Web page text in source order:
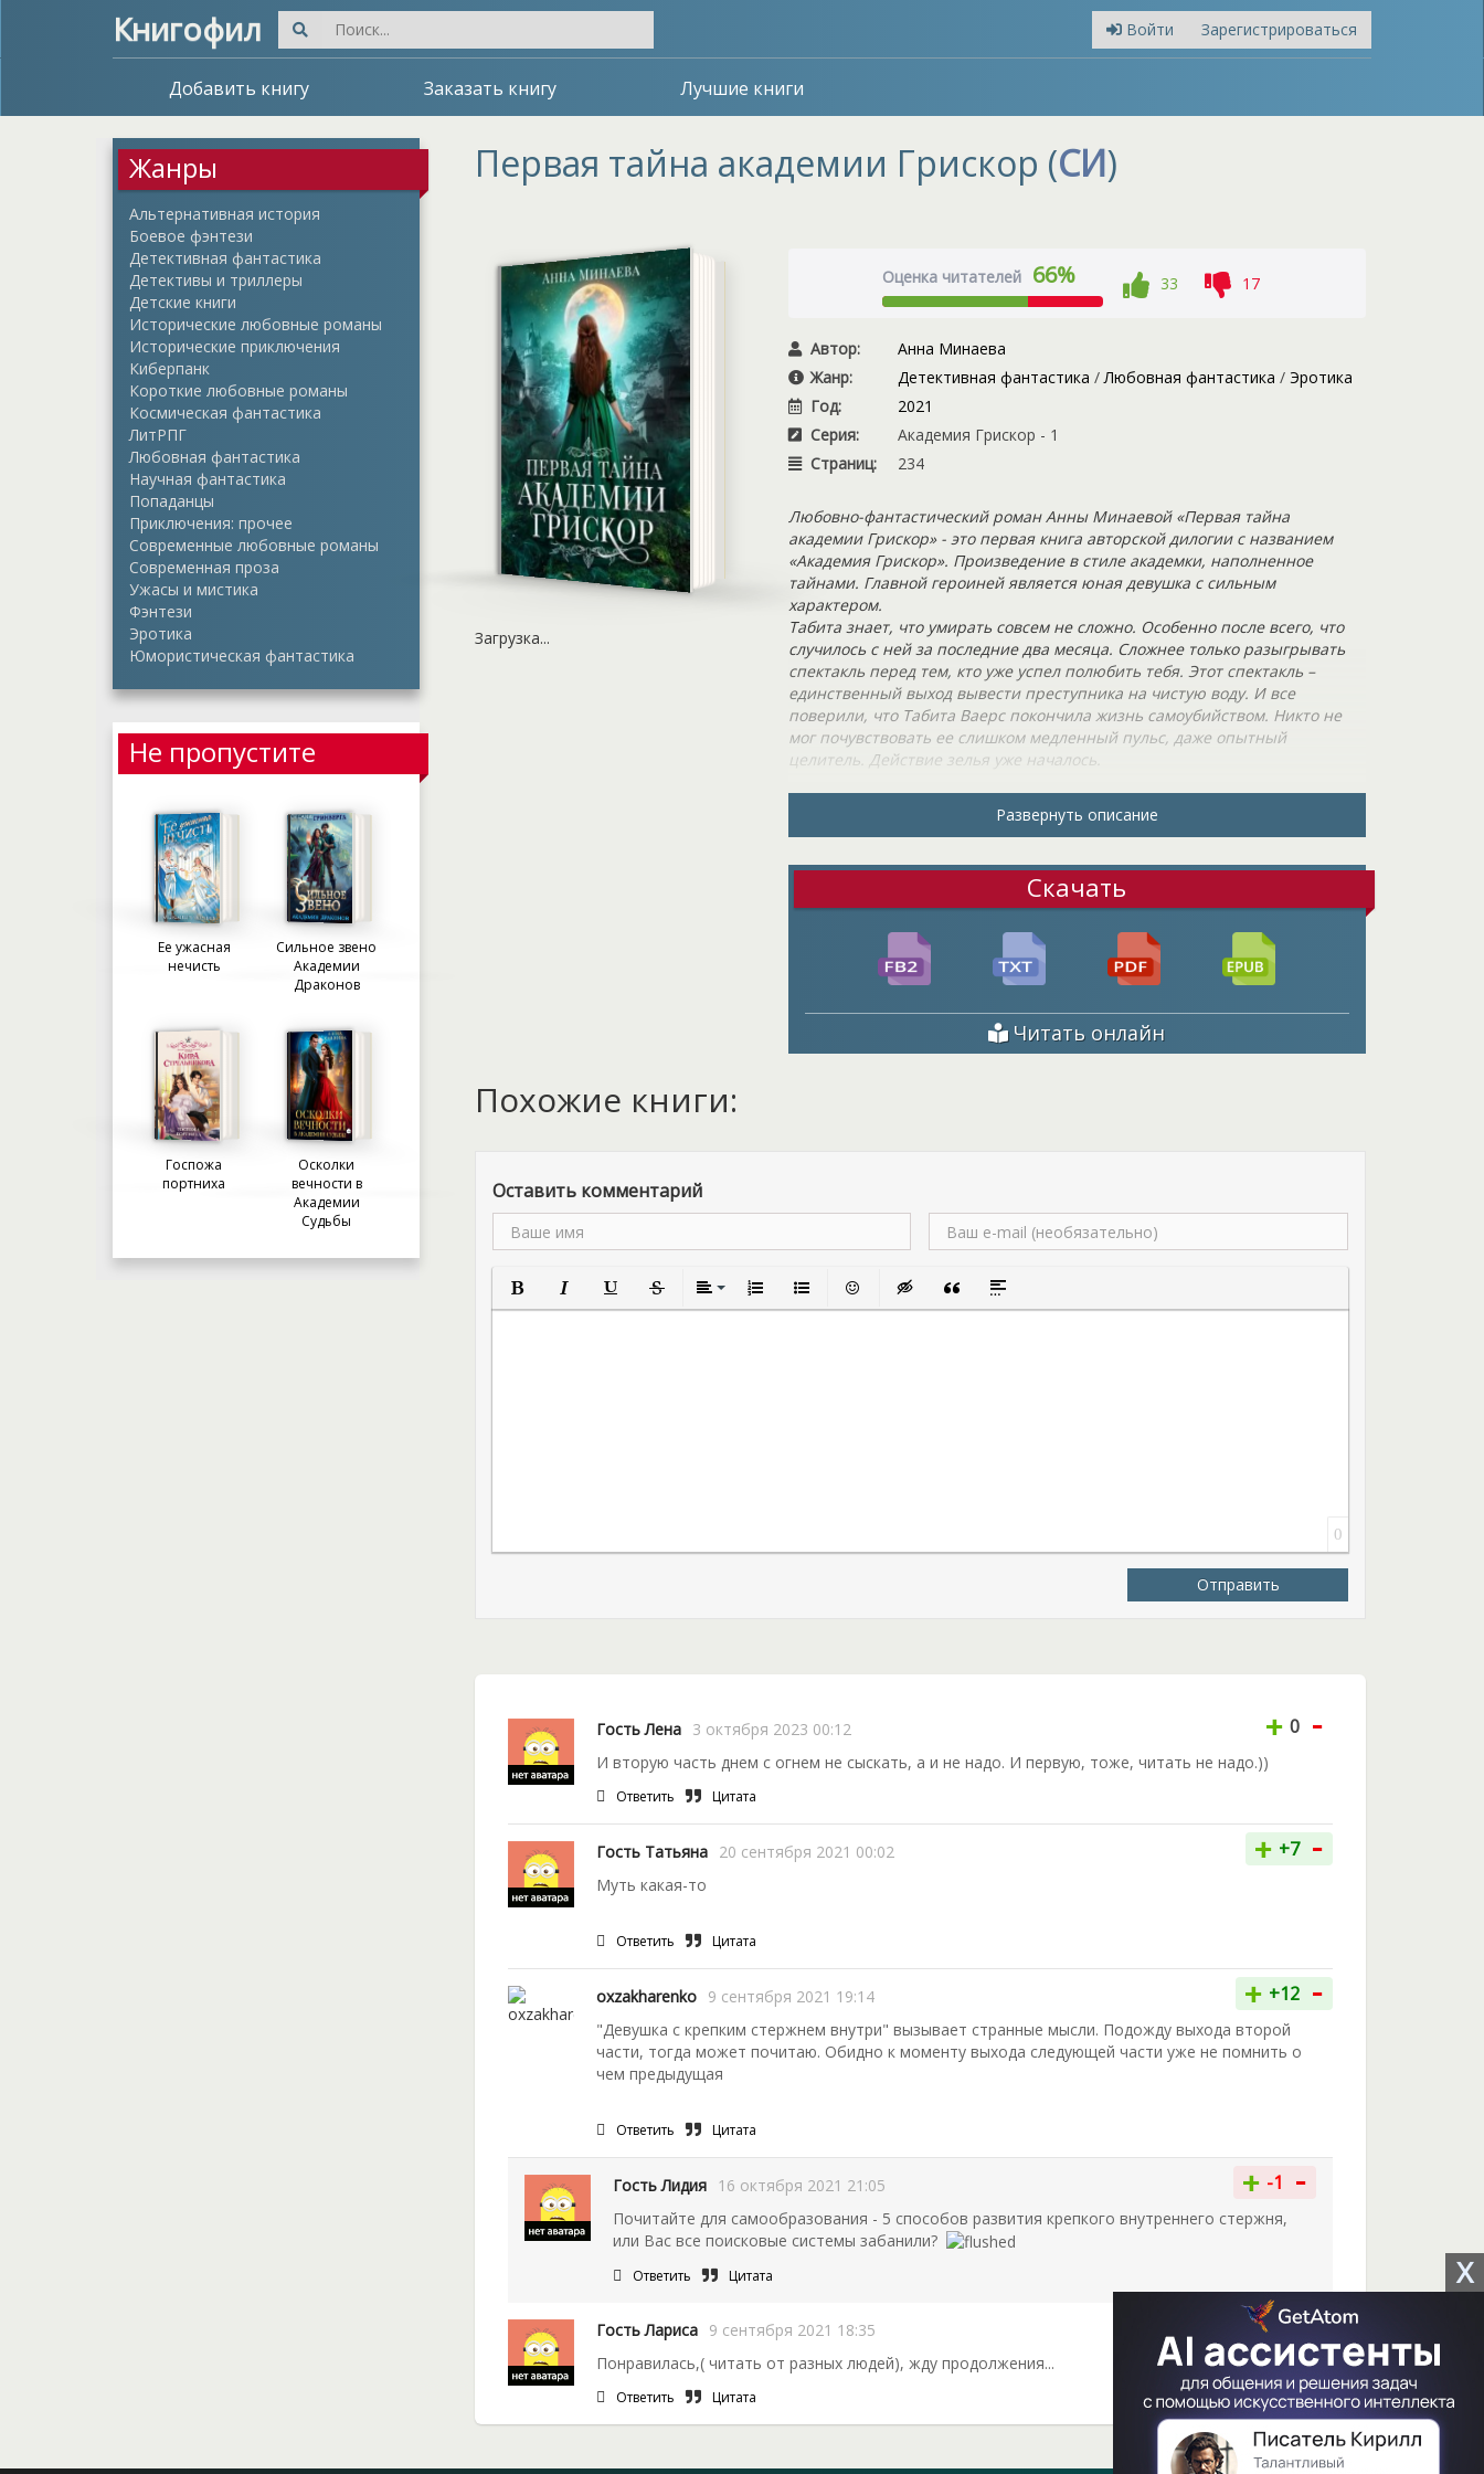
Книгофил Войти Зарегистрироваться
Добавить книгу Заказать книгу Лучшие книги
Жанры
Альтернативная история
Боевое фэнтези
Детективная фантастика
Детективы и триллеры
Детские книги
Исторические любовные романы
Исторические приключения
Киберпанк
Короткие любовные романы
Космическая фантастика
ЛитРПГ
Любовная фантастика
Научная фантастика
Попаданцы
Приключения: прочее
Современные любовные романы
Современная проза
Ужасы и мистика
Фэнтези
Эротика
Юмористическая фантастика
Не пропустите
Ее ужасная
нечисть
Сильное звено
Академии
Драконов
Госпожа
портниха
Осколки
вечности в
Академии
Судьбы
Первая тайна академии Грискор (СИ)
Загрузка...
Оценка читателей 66% 33 17
Автор:
Анна Минаева
Жанр:
Детективная фантастика /Любовная фантастика / Эротика
Год:
2021
Серия:
Академия Грискор - 1
Страниц:
234
Любовно-фантастический роман Анны Минаевой «Первая тайна
академии Грискор» - это первая книга авторской дилогии с названием
«Академия Грискор». Произведение в стиле академки, наполненное
тайнами. Главной героиней является юная девушка с сильным
характером.
Табита знает, что умирать совсем не сложно. Особенно после всего, что
случилось с ней за последние два месяца. Сложнее только разыгрывать
спектакль перед тем, кто уже успел полюбить тебя. Этот спектакль –
единственный выход вывести преступника на чистую воду. И все
поверили, что Табита Ваерс покончила жизнь самоубийством. Никто не
мог почувствовать ее слишком медленный пульс, даже опытный
целитель. Действие зелья уже началось.
для четверых адептов. Каждый уже занял свою роль: жертва, свидетель,
способы напугать любого, а также тяжкий груз магического дара. Выбора
больше нет. Враг скоро будет выявлен, и они столкнутся с ним лицом к
лицу.
Читателей ждет интригующая история, наполненная эмоциями и
чувствами. Немного мрачная, но наполненная надеждой. Знаете ли вы,
собственных ужасных поступков, а из-за того, что ты оказалась носителем
магического дара. Родители, которые всегда винили магов в своих
Развернуть описание
Скачать
Читать онлайн
Похожие книги:
Оставить комментарий
Полужирный
КурсивПодчеркнутый
ЗачеркнутыйВыравнивание
Нумерованный список
Маркированный список
Вставить смайлик
Вставка скрытого текста
Вставка цитаты
Вставка спойлера
0
Отправить
Гость Лена 3 октября 2023 00:12 + 0 -
И вторую часть днем с огнем не сыскать, а и не надо. И первую, тоже, читать не надо.))
Ответить Цитата
Гость Татьяна 20 сентября 2021 00:02 + +7 -
Муть какая-то
Ответить Цитата
oxzakharenko 9 сентября 2021 19:14 + +12 -
"Девушка с крепким стержнем внутри" вызывает странные мысли. Подожду выхода второй
части, тогда может почитаю. Обидно к моменту выхода следующей части уже не помнить о
чем предыдущая
Ответить Цитата
Гость Лидия 16 октября 2021 21:05 + -1 -
Почитайте для самообразования - 5 способов развития крепкого внутреннего стержня,
или Вас все поисковые системы забанили?
Ответить Цитата
Гость Лариса 9 сентября 2021 18:35 + -3 -
Понравилась,( читать от разных людей), жду продолжения...
Ответить Цитата
X